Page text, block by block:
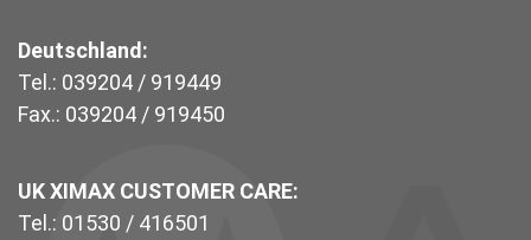
Deutschland:
Tel.: 039204 / 919449
Fax.: 039204 / 919450
UK XIMAX CUSTOMER CARE:
Tel.: 01530 / 416501